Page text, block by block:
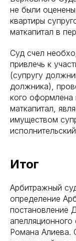
не были
квартиры
маткапитал в
Суд счел
привлечь к
(супругу
должника),
кого оформлена
маткапитал,
имуществом
Итог
Арбитражный
определение
постановление
Романа Алиева.